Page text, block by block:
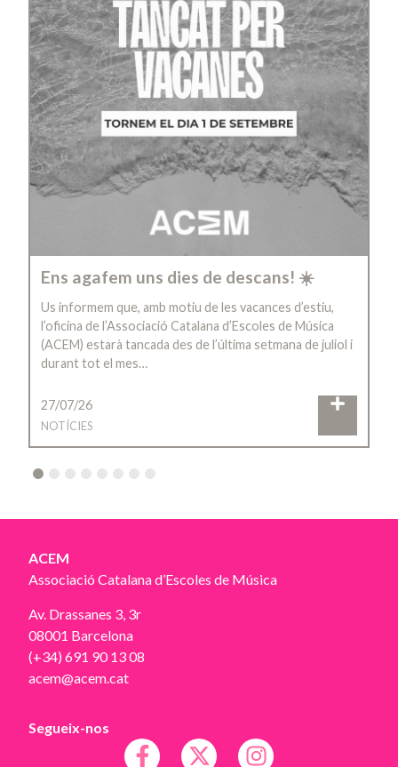
Ens agafem uns dies de descans! ☀️
Us informem que, amb motiu de les vacances d’estiu,
l’oficina de l’Associació Catalana d’Escoles de Música
(ACEM) estarà tancada des de l’última setmana de juliol i
durant tot el mes…
27/07/26
NOTÍCIES
4 5 6 7 8
ACEM
Associació Catalana d’Escoles de Música
Av. Drassanes 3, 3r
08001 Barcelona
(+34) 691 90 13 08
acem@acem.cat
Segueix-nos